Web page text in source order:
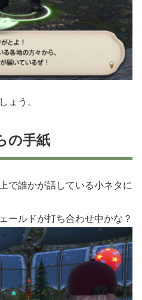
ょう。
の手紙
で誰かが話している小ネタに
ールドが打ち合わせ中かな？